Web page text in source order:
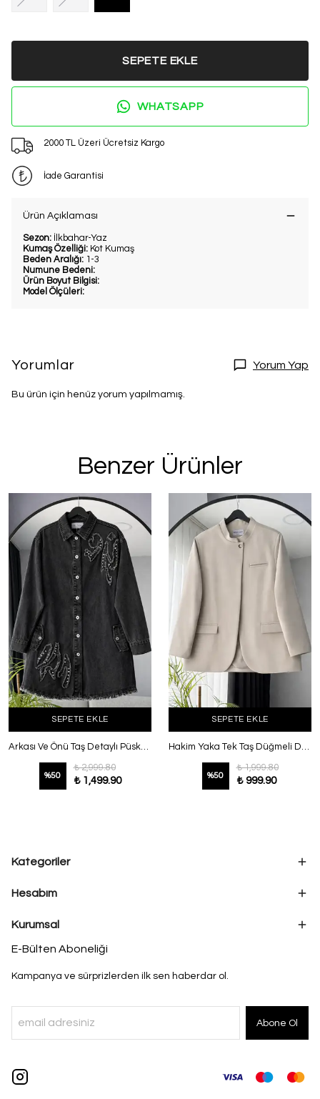
SEPETE EKLE
WHATSAPP
2000 TL Üzeri Ücretsiz Kargo
İade Garantisi
Ürün Açıklaması
Sezon: İlkbahar-Yaz
Kumaş Özelliği: Kot Kumaş
Beden Aralığı: 1-3
Numune Bedeni:
Ürün Boyut Bilgisi:
Model Ölçüleri:
Yorumlar Yorum Yap
Bu ürün için henüz yorum yapılmamış.
Benzer Ürünler
SEPETE EKLE
Arkası Ve Önü Taş Detaylı Püsküllü Kot Ceket Gri
%50
₺ 2,999.80
₺ 1,499.90
SEPETE EKLE
Hakim Yaka Tek Taş Düğmeli Dabıl Ceket Taş
%50
₺ 1,999.80
₺ 999.90
Kategoriler
Hesabım
Kurumsal
E-Bülten Aboneliği
Kampanya ve sürprizlerden ilk sen haberdar ol.
Abone Ol